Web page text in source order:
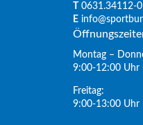
0631.34112-0
E
Montag –
9:00-12:00 Uhr
Freitag:
9:00-13:00 Uhr